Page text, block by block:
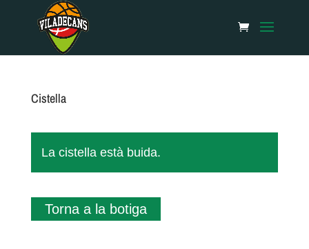
Cistella
La cistella està buida.
Torna a la botiga